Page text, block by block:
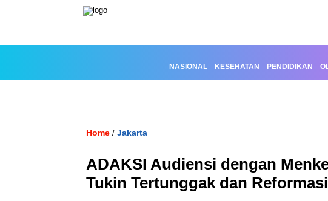
NASIONAL KESEHATAN PENDIDIKAN
Home / Jakarta
ADAKSI Audiensi dengan
Tukin Tertunggak dan